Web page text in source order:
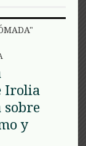
Irolia
y